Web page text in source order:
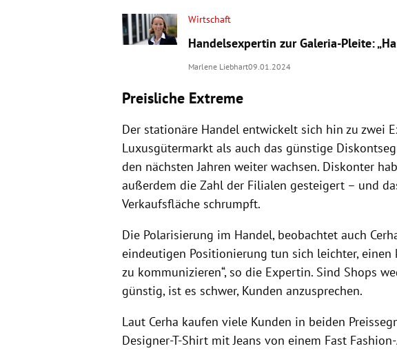
Wirtschaft
Handelsexpertin zur Galeria-Pleite:
Marlene Liebhart09.01.2024
Preisliche Extreme
Der stationäre Handel entwickelt sich hin zu zwei
Luxusgütermarkt als auch das günstige
den nächsten Jahren weiter wachsen. Diskonter
außerdem die Zahl der Filialen gesteigert – und
Verkaufsfläche schrumpft.
Die Polarisierung im Handel, beobachtet auch
eindeutigen Positionierung tun sich leichter,
zu kommunizieren“, so die Expertin. Sind Shops
günstig, ist es schwer, Kunden anzusprechen.
Laut Cerha kaufen viele Kunden in beiden
Designer-T-Shirt mit Jeans von einem Fast